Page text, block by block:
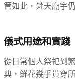
管如此，梵天廟宇
儀式用途和實踐
從日常個人祭祀到
典，鮮花幾乎貫穿